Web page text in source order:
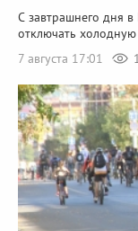
С завтрашнего дня
отключать
7 августа 17:01